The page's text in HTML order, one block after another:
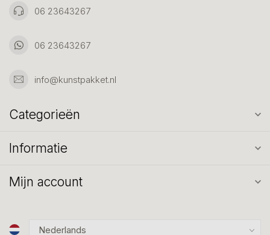
06 23643267
06 23643267
info@kunstpakket.nl
Categorieën
Informatie
Mijn account